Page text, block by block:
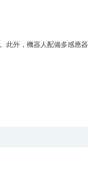
此外，機器人配備多感應